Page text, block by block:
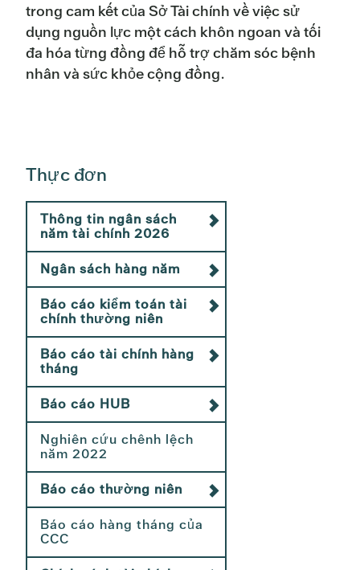
trong cam kết của Sở Tài chính về việc sử
dụng nguồn lực một cách khôn ngoan và tối
đa hóa từng đồng để hỗ trợ chăm sóc bệnh
nhân và sức khỏe cộng đồng.
Thực đơn
Thông tin ngân sách
năm tài chính 2026
Ngân sách hàng năm
Báo cáo kiểm toán tài
chính thường niên
Báo cáo tài chính hàng
tháng
Báo cáo HUB
Nghiên cứu chênh lệch
năm 2022
Báo cáo thường niên
Báo cáo hàng tháng của
CCC